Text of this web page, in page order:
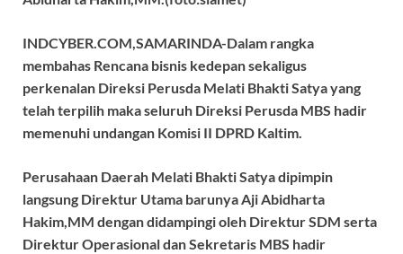
INDCYBER.COM,SAMARINDA-Dalam rangka
membahas Rencana bisnis kedepan sekaligus
perkenalan Direksi Perusda Melati Bhakti Satya yang
telah terpilih maka seluruh Direksi Perusda MBS hadir
memenuhi undangan Komisi II DPRD Kaltim.
Perusahaan Daerah Melati Bhakti Satya dipimpin
langsung Direktur Utama barunya Aji Abidharta
Hakim,MM dengan didampingi oleh Direktur SDM serta
Direktur Operasional dan Sekretaris MBS hadir